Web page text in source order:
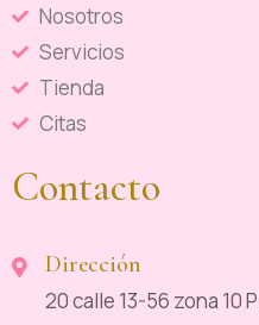
Nosotros
Servicios
Tienda
Citas
Contacto
Dirección
20 calle 13-56 zona 10